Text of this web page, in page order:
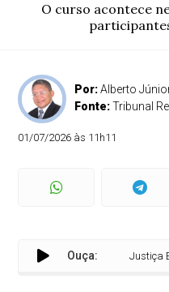
O curso acontece
Por:Alberto
Fonte:Tribunal
01/07/2026 às 11h11
Ouça: Justiça